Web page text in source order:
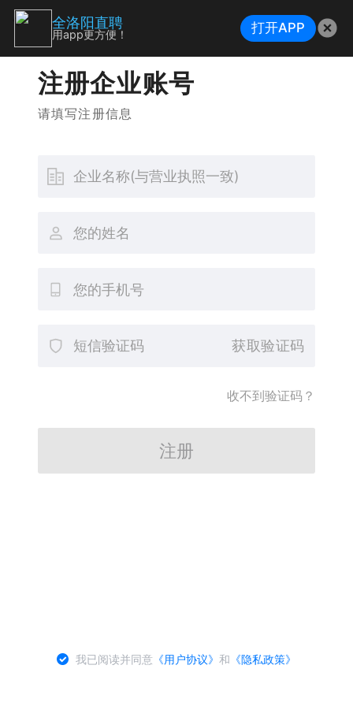
注册企业账号
请填写注册信息
获取验证码
收不到验证码？
注册
我已阅读并同意 《用户协议》和 《隐私政策》
全洛阳直聘
用app更方便！ 打开APP